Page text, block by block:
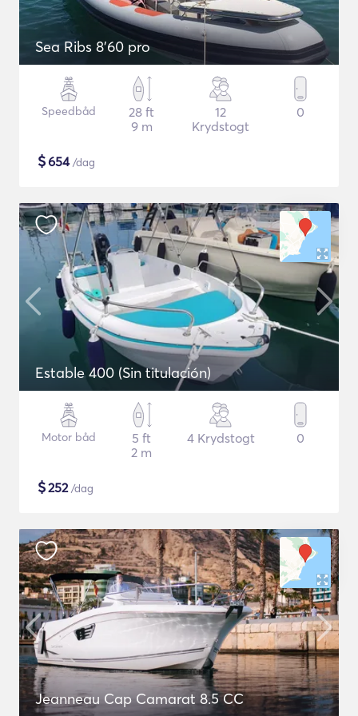
Sea Ribs 8'60 pro
Speedbåd
28 ft
9 m
12
Krydstogt
0
$654/dag
Estable 400 (Sin titulación)
Motor båd
5 ft
2 m
4 Krydstogt 0
$252/dag
Jeanneau Cap Camarat 8.5 CC